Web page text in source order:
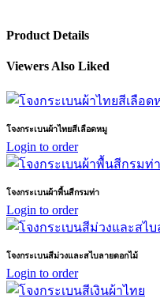
Product Details
Viewers Also Liked
โจงกระเบนผ้าไทยสีเลือดหมู
Login to order
โจงกระเบนผ้าพื้นสีกรมท่า
Login to order
โจงกระเบนสีม่วงและสไบลายดอกไม้
Login to order